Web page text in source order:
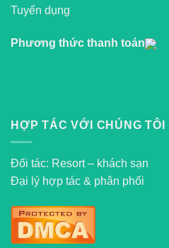
Tuyển dụng
Phương thức thanh toán
HỢP TÁC VỚI CHÚNG TÔI
Đối tác: Resort – khách sạn
Đại lý hợp tác & phân phối